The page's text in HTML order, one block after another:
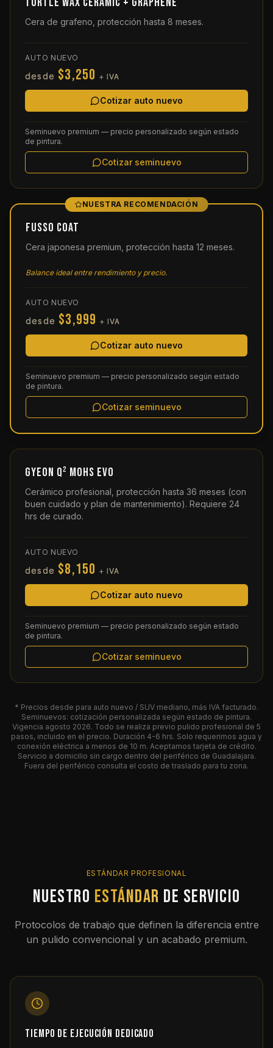
Cera de grafeno, protección hasta 8 meses.
AUTO NUEVO
desde $3,250 + IVA
Cotizar auto nuevo
Seminuevo premium — precio personalizado según estado
de pintura.
Cotizar seminuevo
NUESTRA RECOMENDACIÓN
FUSSO Coat
Cera japonesa premium, protección hasta 12 meses.
Balance ideal entre rendimiento y precio.
AUTO NUEVO
desde $3,999 + IVA
Cotizar auto nuevo
Seminuevo premium — precio personalizado según estado
de pintura.
Cotizar seminuevo
GYEON Q² MOHS EVO
Cerámico profesional, protección hasta 36 meses (con
buen cuidado y plan de mantenimiento). Requiere 24
hrs de curado.
AUTO NUEVO
desde $8,150 + IVA
Cotizar auto nuevo
Seminuevo premium — precio personalizado según estado
de pintura.
Cotizar seminuevo
* Precios desde para auto nuevo / SUV mediano, más IVA facturado.
Seminuevos: cotización personalizada según estado de pintura.
Vigencia agosto 2026. Todo se realiza previo pulido profesional de 5
pasos, incluido en el precio. Duración 4-6 hrs. Solo requerimos agua y
conexión eléctrica a menos de 10 m. Aceptamos tarjeta de crédito.
Servicio a domicilio sin cargo dentro del periférico de Guadalajara.
Fuera del periférico consulta el costo de traslado para tu zona.
ESTÁNDAR PROFESIONAL
Nuestro estándar de servicio
Protocolos de trabajo que definen la diferencia entre
un pulido convencional y un acabado premium.
Tiempo de ejecución dedicado